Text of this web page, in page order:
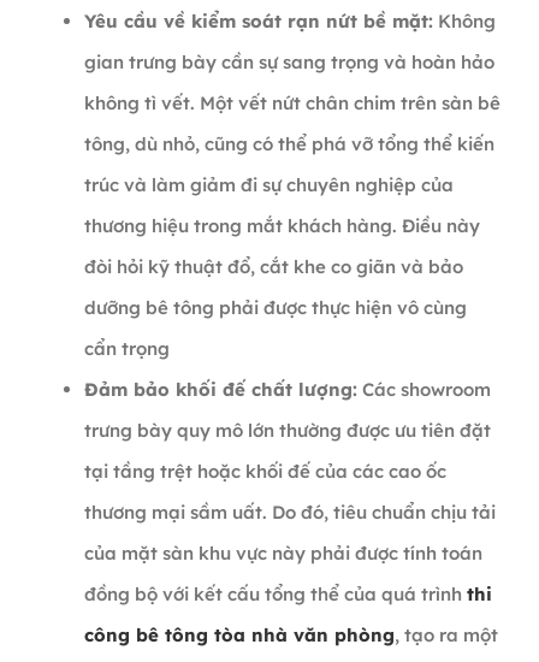
Yêu cầu về kiểm soát rạn nứt bề mặt: Không
gian trưng bày cần sự sang trọng và hoàn hảo
không tì vết. Một vết nứt chân chim trên sàn bê
tông, dù nhỏ, cũng có thể phá vỡ tổng thể kiến
trúc và làm giảm đi sự chuyên nghiệp của
thương hiệu trong mắt khách hàng. Điều này
đòi hỏi kỹ thuật đổ, cắt khe co giãn và bảo
dưỡng bê tông phải được thực hiện vô cùng
cẩn trọng
Đảm bảo khối đế chất lượng: Các showroom
trưng bày quy mô lớn thường được ưu tiên đặt
tại tầng trệt hoặc khối đế của các cao ốc
thương mại sầm uất. Do đó, tiêu chuẩn chịu tải
của mặt sàn khu vực này phải được tính toán
đồng bộ với kết cấu tổng thể của quá trình thi
công bê tông tòa nhà văn phòng, tạo ra một